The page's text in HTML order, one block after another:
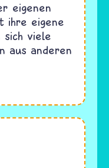
eigenen
ihre eigene
sich viele
aus anderen